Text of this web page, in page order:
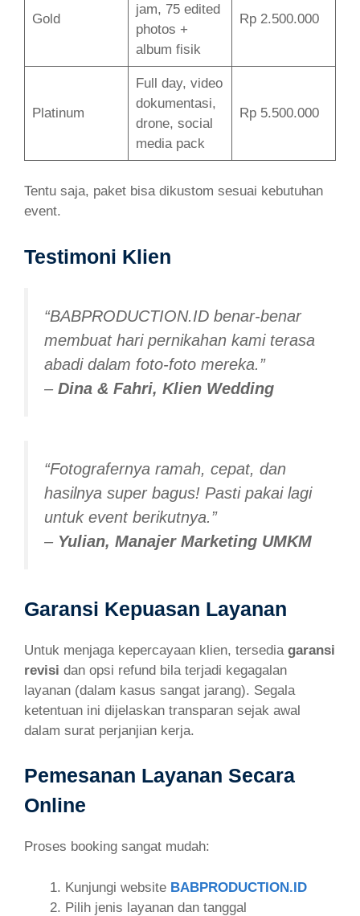
Gold
jam, 75 edited
photos +
album fisik
Rp 2.500.000
Platinum
Full day, video
dokumentasi,
drone, social
media pack
Rp 5.500.000
Tentu saja, paket bisa dikustom sesuai kebutuhan
event.
Testimoni Klien
“BABPRODUCTION.ID benar-benar
membuat hari pernikahan kami terasa
abadi dalam foto-foto mereka.”
– Dina & Fahri, Klien Wedding
“Fotografernya ramah, cepat, dan
hasilnya super bagus! Pasti pakai lagi
untuk event berikutnya.”
– Yulian, Manajer Marketing UMKM
Garansi Kepuasan Layanan
Untuk menjaga kepercayaan klien, tersedia garansi
revisi dan opsi refund bila terjadi kegagalan
layanan (dalam kasus sangat jarang). Segala
ketentuan ini dijelaskan transparan sejak awal
dalam surat perjanjian kerja.
Pemesanan Layanan Secara
Online
Proses booking sangat mudah:
Kunjungi website BABPRODUCTION.ID
Pilih jenis layanan dan tanggal